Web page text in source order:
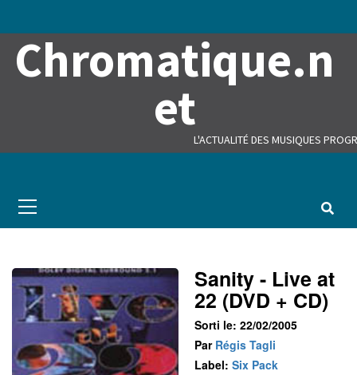
Chromatique.n
et
L'ACTUALITÉ DES MUSIQUES
Menu
Sanity - Live at
22 (DVD + CD)
Sorti le: 22/02/2005
Par Régis Tagli
Label: Six Pack